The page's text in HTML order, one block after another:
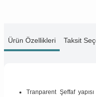
Ürün Özellikleri Taksit
Tranparent Şeffaf